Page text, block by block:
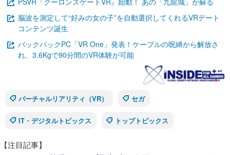
脳波を測定して“好みの女の子”を自動選択してくれるVRデート
コンテンツ誕生
バックパックPC「VR One」発表！ケーブルの呪縛から解放さ
れ、3.6Kgで90分間のVR体験が可能
バーチャルリアリティ（VR） セガ
IT・デジタルトピックス トップトピックス
【注目記事】